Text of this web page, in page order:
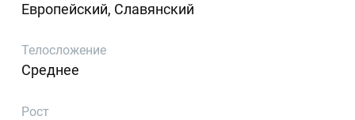
Европейский, Славянский
Телосложение
Среднее
Рост